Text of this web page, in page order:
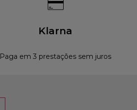
Klarna
Paga em 3 prestações sem juros